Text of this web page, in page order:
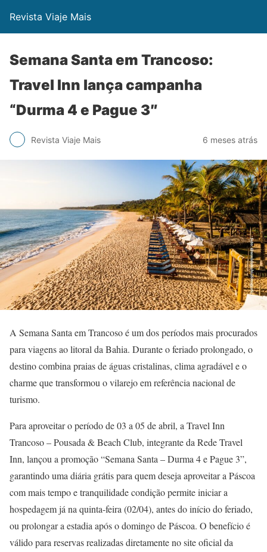
Revista Viaje Mais
Semana Santa em Trancoso:
Travel Inn lança campanha
“Durma 4 e Pague 3″
Revista Viaje Mais 6 meses atrás
A Semana Santa em Trancoso é um dos períodos mais procurados
para viagens ao litoral da Bahia. Durante o feriado prolongado, o
destino combina praias de águas cristalinas, clima agradável e o
charme que transformou o vilarejo em referência nacional de
turismo.
Para aproveitar o período de 03 a 05 de abril, a Travel Inn
Trancoso – Pousada & Beach Club, integrante da Rede Travel
Inn, lançou a promoção “Semana Santa – Durma 4 e Pague 3”,
garantindo uma diária grátis para quem deseja aproveitar a Páscoa
com mais tempo e tranquilidade condição permite iniciar a
hospedagem já na quinta-feira (02/04), antes do início do feriado,
ou prolongar a estadia após o domingo de Páscoa. O benefício é
válido para reservas realizadas diretamente no site oficial da